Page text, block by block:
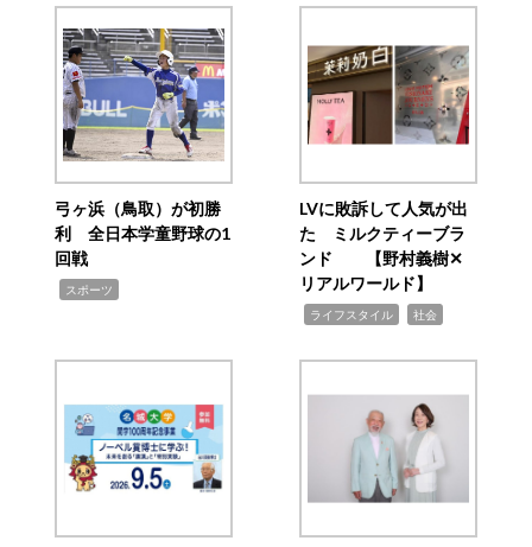
弓ヶ浜（鳥取）が初勝
利 全日本学童野球の1
回戦
スポーツ
LVに敗訴して人気が出
た ミルクティーブラ
ンド 【野村義樹✕
リアルワールド】
ライフスタイル 社会